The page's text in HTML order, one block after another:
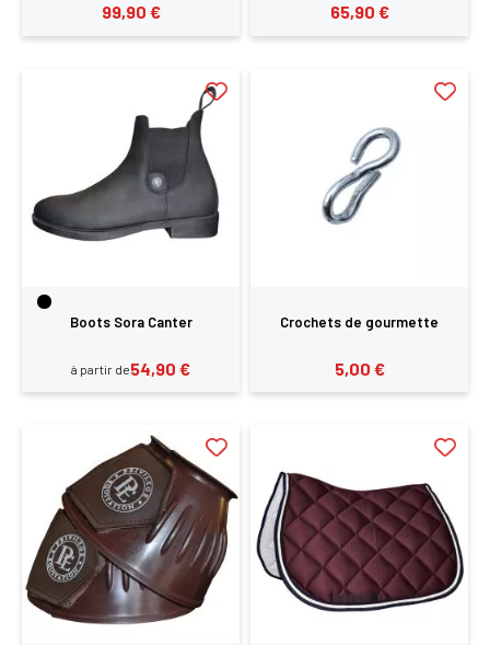
99,90 € 65,90 €
Boots Sora Canter
à partir de54,90 €
Crochets de gourmette
5,00 €